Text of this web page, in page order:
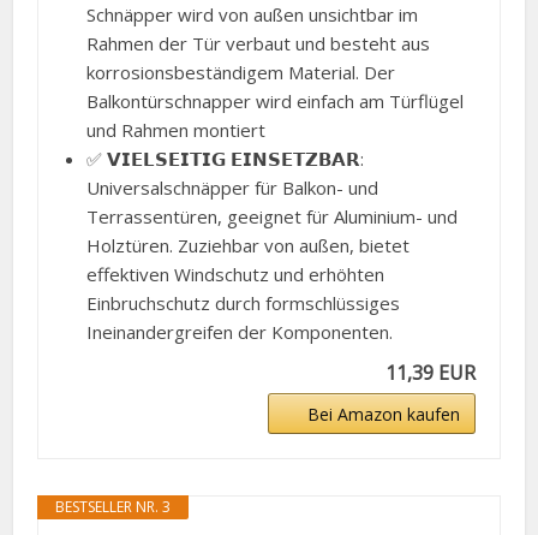
Schnäpper wird von außen unsichtbar im
Rahmen der Tür verbaut und besteht aus
korrosionsbeständigem Material. Der
Balkontürschnapper wird einfach am Türflügel
und Rahmen montiert
✅ 𝗩𝗜𝗘𝗟𝗦𝗘𝗜𝗧𝗜𝗚 𝗘𝗜𝗡𝗦𝗘𝗧𝗭𝗕𝗔𝗥:
Universalschnäpper für Balkon- und
Terrassentüren, geeignet für Aluminium- und
Holztüren. Zuziehbar von außen, bietet
effektiven Windschutz und erhöhten
Einbruchschutz durch formschlüssiges
Ineinandergreifen der Komponenten.
11,39 EUR
Bei Amazon kaufen
BESTSELLER NR. 3